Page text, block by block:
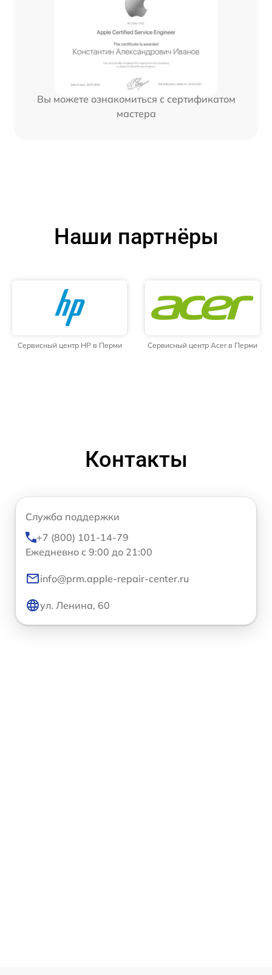
Вы можете ознакомиться с сертификатом
мастера
Наши партнёры
Сервисный центр HP в Перми Сервисный центр Acer в Перми
Контакты
Служба поддержки
+7 (800) 101-14-79
Ежедневно с 9:00 до 21:00
info@prm.apple-repair-center.ru
ул. Ленина, 60